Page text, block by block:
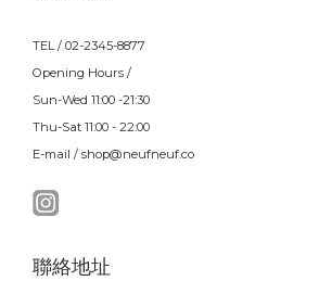
TEL / 02-2345-8877
Opening Hours /
Sun-Wed 11:00 -21:30
Thu-Sat 11:00 - 22:00
E-mail / shop@neufneuf.co
聯絡地址